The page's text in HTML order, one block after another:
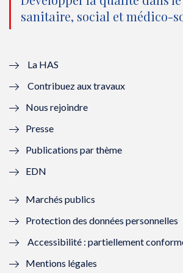
u
l
l
f
n
ê
t
o
e
e
n
ê
u
ê
t
sanitaire, social et médico-
La HAS
Contribuez aux travaux
Nous rejoindre
Presse
Publications par thème
EDN
Marchés publics
Protection des données personnelles
Accessibilité : partiellement
Mentions légales